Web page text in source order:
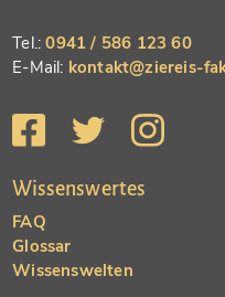
Tel.:0941 / 586 123 60
E-Mail: kontakt@ziereis-
Wissenswertes
FAQ
Glossar
Wissenswelten